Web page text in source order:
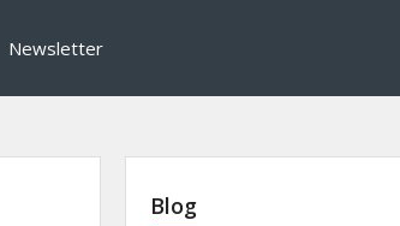
Newsletter
Blog